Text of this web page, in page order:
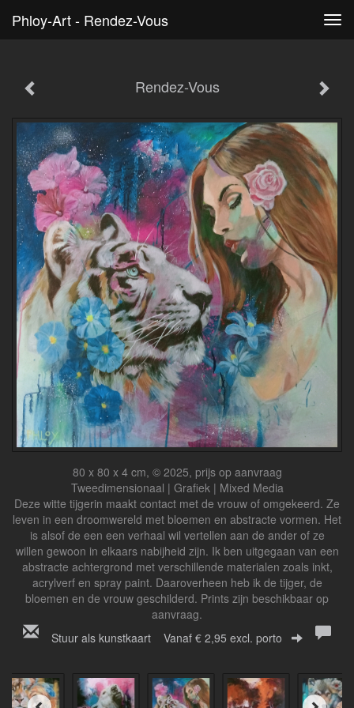
Phloy-Art - Rendez-Vous
Rendez-Vous
80 x 80 x 4 cm, © 2025, prijs op aanvraag
Tweedimensionaal | Grafiek | Mixed Media
Deze witte tijgerin maakt contact met de vrouw of omgekeerd. Ze
leven in een droomwereld met bloemen en abstracte vormen. Het
is alsof de een een verhaal wil vertellen aan de ander of ze
willen gewoon in elkaars nabijheid zijn. Ik ben uitgegaan van een
abstracte achtergrond met verschillende materialen zoals inkt,
acrylverf en spray paint. Daaroverheen heb ik de tijger, de
bloemen en de vrouw geschilderd. Prints zijn beschikbaar op
aanvraag.
Stuur als kunstkaart Vanaf € 2,95 excl. porto